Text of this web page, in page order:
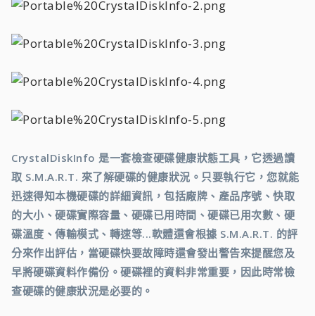
CrystalDiskInfo 是一套檢查硬碟健康狀態工具，它透過讀
取 S.M.A.R.T. 來了解硬碟的健康狀況。只要執行它，您就能
迅速得知本機硬碟的詳細資訊，包括廠牌、產品序號、快取
的大小、硬碟實際容量、硬碟已用時間、硬碟已用次數、硬
碟溫度、傳輸模式、轉速等...軟體還會根據 S.M.A.R.T. 的評
分來作出評估，當硬碟快要故障時還會發出警告來提醒您及
早將硬碟資料作備份。硬碟裡的資料非常重要，因此時常檢
查硬碟的健康狀況是必要的。